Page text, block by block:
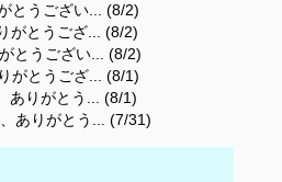
とうござい... (8/2)
がとうござ... (8/2)
とうござい... (8/2)
がとうござ... (8/1)
ありがとう... (8/1)
ありがとう... (7/31)